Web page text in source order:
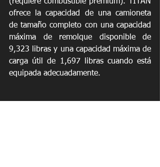
(requiere combustible premium). TITAN
ofrece la capacidad de una camioneta
de tamaño completo con una capacidad
máxima de remolque disponible de
9,323 libras y una capacidad máxima de
carga útil de 1,697 libras cuando está
equipada adecuadamente.